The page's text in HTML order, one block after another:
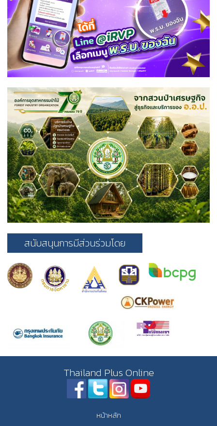
สนับสนุนการมีส่วนร่วมโดย
Thailand Plus Online
หน้าหลัก